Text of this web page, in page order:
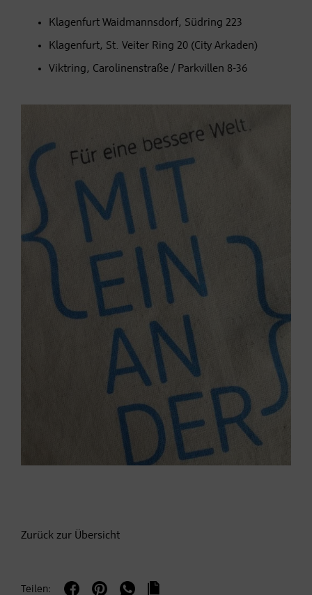
Klagenfurt Waidmannsdorf, Südring 223
Klagenfurt, St. Veiter Ring 20 (City Arkaden)
Viktring, Carolinenstraße / Parkvillen 8-36
Zurück zur Übersicht
Teilen: